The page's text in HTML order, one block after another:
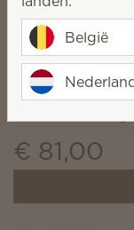
€ 81,00
België